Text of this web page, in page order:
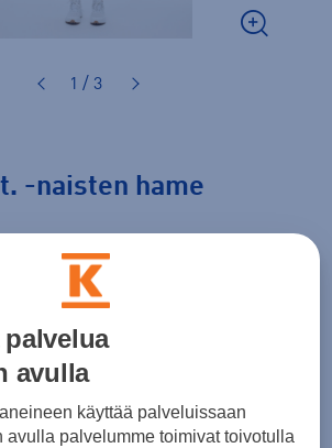
1 / 3
-naisten hame
M L XL XXL
palvelua
avulla
käyttää palveluissaan
avulla palvelumme toimivat toivotulla